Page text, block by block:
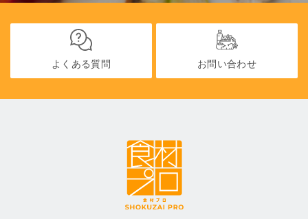
よくある質問 お問い合わせ